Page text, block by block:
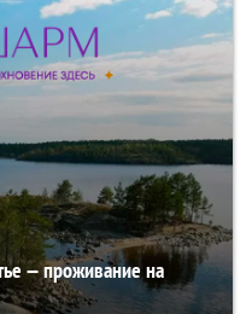
— проживание на